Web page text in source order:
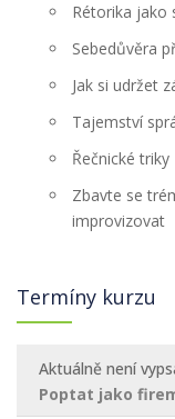
Rétorika jako
Sebedůvěra
Jak si udržet
Tajemství
Řečnické triky
Zbavte se
improvizovat
Termíny kurzu
Aktuálně není
Poptat jako